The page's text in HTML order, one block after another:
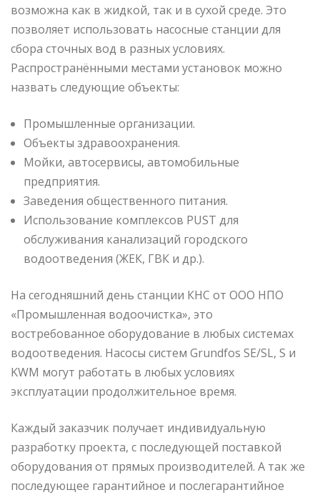
возможна как в жидкой, так и в сухой среде. Это
позволяет использовать насосные станции для
сбора сточных вод в разных условиях.
Распространёнными местами установок можно
назвать следующие объекты:
Промышленные организации.
Объекты здравоохранения.
Мойки, автосервисы, автомобильные
предприятия.
Заведения общественного питания.
Использование комплексов PUST для
обслуживания канализаций городского
водоотведения (ЖЕК, ГВК и др.).
На сегодняшний день станции КНС от ООО НПО
«Промышленная водоочистка», это
востребованное оборудование в любых системах
водоотведения. Насосы систем Grundfos SE/SL, S и
KWM могут работать в любых условиях
эксплуатации продолжительное время.
Каждый заказчик получает индивидуальную
разработку проекта, с последующей поставкой
оборудования от прямых производителей. А так же
последующее гарантийное и послегарантийное